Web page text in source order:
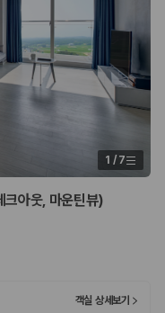
1 / 7
크아웃, 마운틴뷰)
객실 상세보기